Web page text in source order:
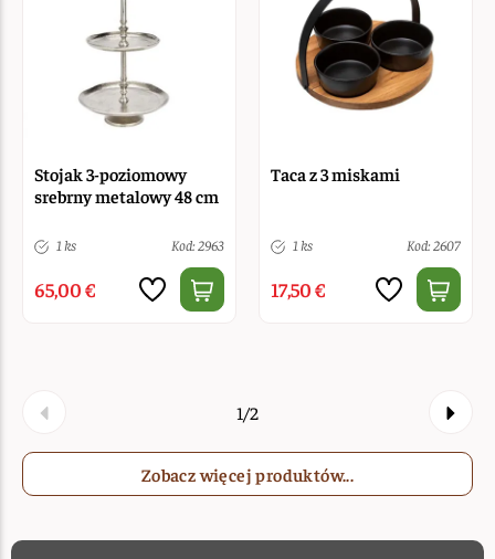
Stojak 3-poziomowy
srebrny metalowy 48 cm
1 ks Kod: 2963
65,00 €
Taca z 3 miskami
1 ks Kod: 2607
17,50 €
1/2
Zobacz więcej produktów...